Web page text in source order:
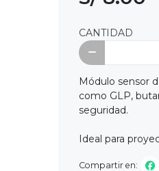
CANTIDAD
Módulo sensor
como GLP,
seguridad.
Ideal para
Compartir en: